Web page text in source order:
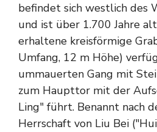
befindet sich westlich des
und ist über 1.700 Jahre
erhaltene kreisförmige
Umfang, 12 m Höhe)
ummauerten Gang mit
zum Haupttor mit der
Ling" führt. Benannt nach
Herrschaft von Liu Bei